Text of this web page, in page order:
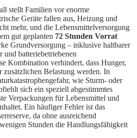
stellt Familien vor enorme
Geräte fallen aus, Heizung und
mehr, und die Lebensmittelversorgung
gut geplanten 72 Stunden Vorrat
Grundversorgung – inklusive haltbarer
und batteriebetriebenen
Kombination verhindert, dass Hunger,
Belastung werden. In
wie Sturm- oder
sich ein speziell abgestimmtes
Verpackungen für Lebensmittel und
Ein häufiger Fehler ist das
da ohne ausreichend
Stunden die Handlungsfähigkeit